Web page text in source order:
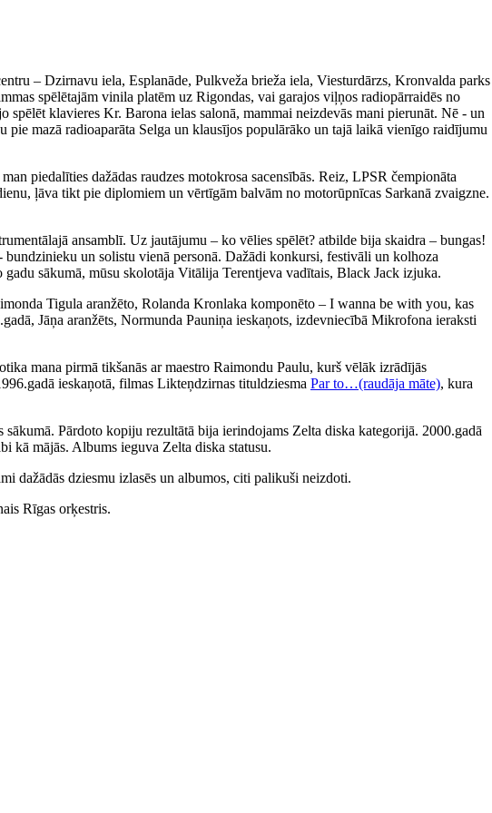
– Dzirnavu iela, Esplanāde, Pulkveža brieža iela, Viesturdārzs, Kronvalda parks
spēlētajām vinila platēm uz Rigondas, vai garajos viļņos radiopārraidēs no
klavieres Kr. Barona ielas salonā, mammai neizdevās mani pierunāt. Nē - un
mazā radioaparāta Selga un klausījos populārāko un tajā laikā vienīgo raidījumu
piedalīties dažādas raudzes motokrosa sacensībās. Reiz, LPSR čempionāta
ļāva tikt pie diplomiem un vērtīgām balvām no motorūpnīcas Sarkanā zvaigzne.
ansamblī. Uz jautājumu – ko vēlies spēlēt? atbilde bija skaidra – bungas!
un solistu vienā personā. Dažādi konkursi, festivāli un kolhoza
sākumā, mūsu skolotāja Vitālija Terentjeva vadītais, Black Jack izjuka.
Tigula aranžēto, Rolanda Kronlaka komponēto – I wanna be with you, kas
Jāņa aranžēts, Normunda Pauniņa ieskaņots, izdevniecībā Mikrofona ieraksti
mana pirmā tikšanās ar maestro Raimondu Paulu, kurš vēlāk izrādījās
ieskaņotā, filmas Likteņdzirnas tituldziesma Par to…(raudāja māte), kura
Pārdoto kopiju rezultātā bija ierindojams Zelta diska kategorijā. 2000.gadā
kā mājās. Albums ieguva Zelta diska statusu.
dažādās dziesmu izlasēs un albumos, citi palikuši neizdoti.
Rīgas orķestris.